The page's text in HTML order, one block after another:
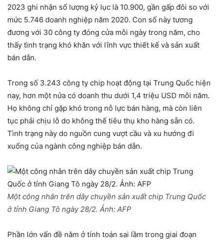
2023 ghi nhận số lượng kỷ lục là 10.900, gần gấp đôi so với
mức 5.746 doanh nghiệp năm 2020. Con số này tương
đương với 30 công ty đóng cửa mỗi ngày trong năm, cho
thấy tình trạng khó khăn với lĩnh vực thiết kế và sản xuất
bán dẫn.
Trong số 3.243 công ty chip hoạt động tại Trung Quốc hiện
nay, hơn một nửa có doanh thu dưới 1,4 triệu USD mỗi năm.
Họ không chỉ gặp khó trong nỗ lực bán hàng, mà còn liên
tục phải chịu lỗ do không thể tiêu thụ kho hàng sẵn có.
Tình trạng này do nguồn cung vượt cầu và xu hướng đi
xuống của ngành công nghiệp bán dẫn.
Một công nhân trên dây chuyền sản xuất chip Trung Quốc
ở tỉnh Giang Tô ngày 28/2. Ảnh: AFP
Phần lớn vấn đề nằm ở tính toán sai lầm trong giai đoạn